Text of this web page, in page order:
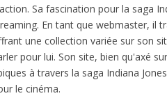
Sa fascination pour la saga
En tant que webmaster, il
une collection variée sur son
pour lui. Son site, bien qu'axé
à travers la saga Indiana
le cinéma.